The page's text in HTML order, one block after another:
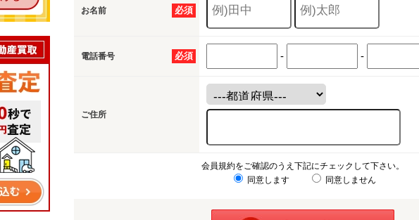
必須
お名前
必須
電話番号 - -
ご住所
会員規約をご確認のうえ下記にチェックして下さい。
同意します
同意しません